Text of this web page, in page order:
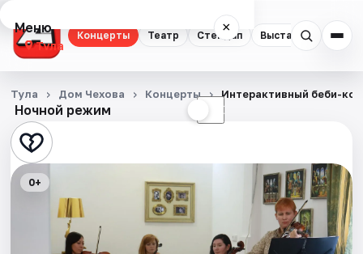
Концерты Театр Стендап Выставки
Меню ×
Тула
Концерты
Театр
Стендап
Выставки
Квесты
Ночной режим ☾
Тула Дом Чехова Концерты Интерактивный беби-
0+